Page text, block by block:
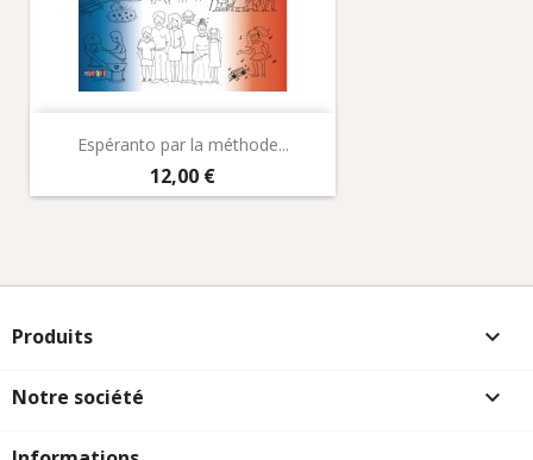
Espéranto par la méthode...
Prix
12,00 €
Produits 
Notre société 